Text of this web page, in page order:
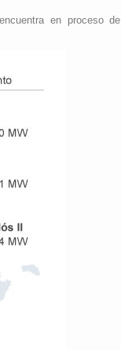
en proceso de